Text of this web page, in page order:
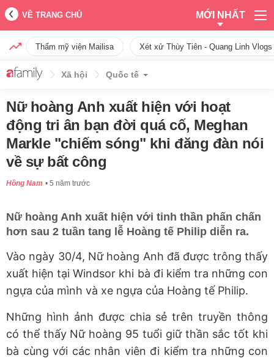
VỀ TRANG CHỦ MỚI NHẤT
Thẩm mỹ viện Mailisa Xét xử Thùy Tiên - Quang Linh
Xã hội Quốc tế
Nữ hoàng Anh xuất hiện với hoạt
động tri ân bạn đời quá cố, Meghan
Markle "chiếm sóng" khi đăng đàn nói
về sự bất công
Hồng Nam 5 năm trước
Nữ hoàng Anh xuất hiện với tinh thần phấn chấn
hơn sau 2 tuần tang lễ Hoàng tế Philip diễn ra.
Vào ngày 30/4, Nữ hoàng Anh đã được trông thấy
xuất hiện tại Windsor khi bà đi kiểm tra những con
ngựa của mình và xe ngựa của Hoàng tế Philip.
Những hình ảnh được chia sẻ trên truyền thông
có thể thấy Nữ hoàng 95 tuổi giữ thần sắc tốt khi
bà cùng với các nhân viên đi kiểm tra những con